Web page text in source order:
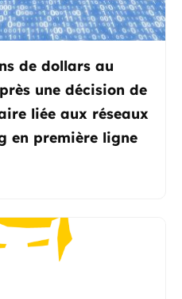
de dollars au
une décision de
liée aux réseaux
en première ligne